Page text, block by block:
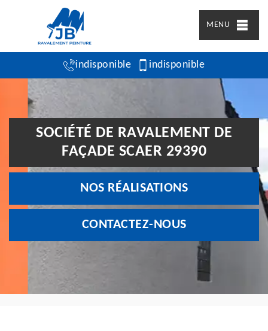
MENU
indisponible indisponible
SOCIÉTÉ DE RAVALEMENT DE
FAÇADE SCAER 29390
NOS RÉALISATIONS
CONTACTEZ-NOUS